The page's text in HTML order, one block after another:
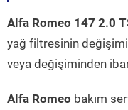
Alfa Romeo 147 2.0
yağ filtresinin
veya değişiminden
Alfa Romeo bakım